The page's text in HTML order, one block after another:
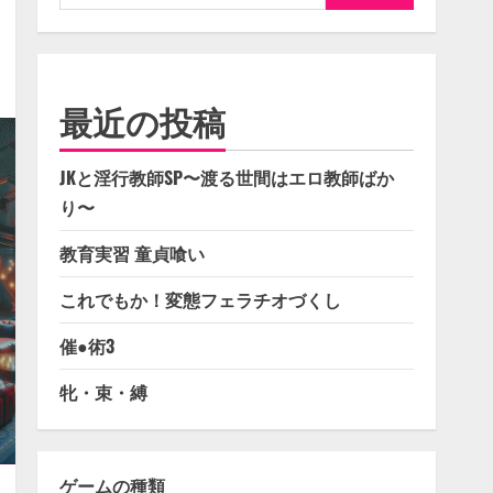
索:
最近の投稿
JKと淫行教師SP〜渡る世間はエロ教師ばか
り〜
教育実習 童貞喰い
これでもか！変態フェラチオづくし
催●術3
牝・束・縛
ゲームの種類